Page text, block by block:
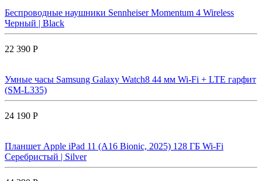
Беспроводные наушники Sennheiser Momentum 4 Wireless
Черный | Black
22 390 Р
Умные часы Samsung Galaxy Watch8 44 мм Wi-Fi + LTE гарфит
(SM-L335)
24 190 Р
Планшет Apple iPad 11 (A16 Bionic, 2025) 128 ГБ Wi-Fi
Серебристый | Silver